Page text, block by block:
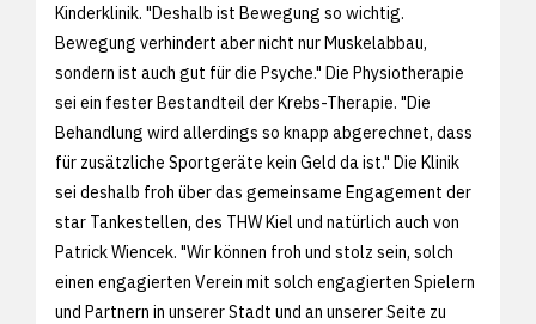
Kinderklinik. "Deshalb ist Bewegung so wichtig.
Bewegung verhindert aber nicht nur Muskelabbau,
sondern ist auch gut für die Psyche." Die Physiotherapie
sei ein fester Bestandteil der Krebs-Therapie. "Die
Behandlung wird allerdings so knapp abgerechnet, dass
für zusätzliche Sportgeräte kein Geld da ist." Die Klinik
sei deshalb froh über das gemeinsame Engagement der
star Tankestellen, des THW Kiel und natürlich auch von
Patrick Wiencek. "Wir können froh und stolz sein, solch
einen engagierten Verein mit solch engagierten Spielern
und Partnern in unserer Stadt und an unserer Seite zu